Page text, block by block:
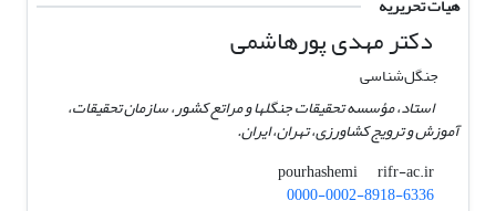
هیات تحریریه
دکتر مهدی پورهاشمی
جنگل‌شناسی
استاد، مؤسسه تحقیقات جنگلها و مراتع کشور، سازمان تحقیقات،
آموزش و ترویج کشاورزی، تهران، ایران.
pourhashemi
rifr-ac.ir
0000-0002-8918-6336